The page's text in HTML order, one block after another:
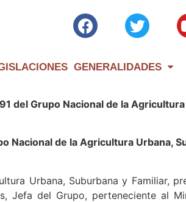
GENERALIDADES
del Grupo Nacional de la
Nacional de la Agricultura Urbana,
Urbana, Suburbana y Familiar,
Jefa del Grupo, perteneciente al